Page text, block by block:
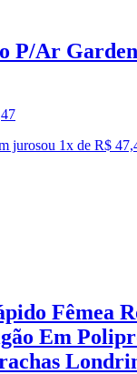
P/Ar
47
jurosou 1x de R$
Fêmea
Em